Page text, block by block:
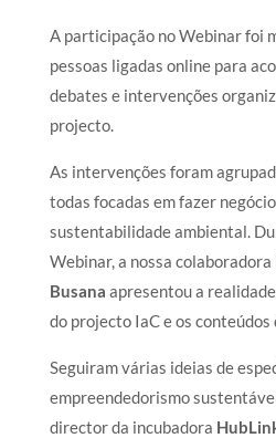
A participação no Webinar foi
pessoas ligadas online para
debates e intervenções
projecto.
As intervenções foram
todas focadas em fazer
sustentabilidade ambiental.
Webinar, a nossa colaboradora
Busana apresentou a
do projecto IaC e os conteúdos
Seguiram várias ideias de
empreendedorismo
director da incubadora